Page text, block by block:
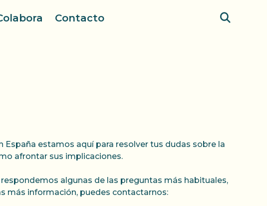
Contacto
España estamos aquí para resolver tus dudas sobre la
afrontar sus implicaciones.
algunas de las preguntas más habituales,
más información, puedes contactarnos: